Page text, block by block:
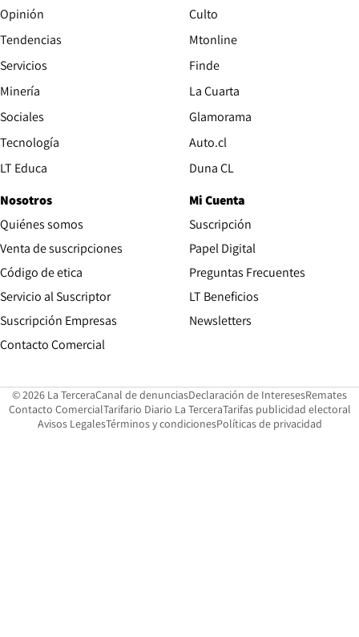
Opinión
Tendencias
Servicios
Minería
Sociales
Tecnología
LT Educa
Culto
Mtonline
Finde
La Cuarta
Glamorama
Auto.cl
Duna CL
Nosotros
Quiénes somos
Venta de suscripciones
Código de etica Opens in new window
Servicio al Suscriptor
Suscripción Empresas
Contacto Comercial
Mi Cuenta
Suscripción
Papel Digital
Preguntas Frecuentes
LT Beneficios
Newsletters
© 2026 La TerceraCanal de denunciasOpens in new window
Declaración de InteresesOpens in
Remates
Contacto ComercialOpens in new window
Tarifario Diario La TerceraOpens in new window
Tarifas publicidad electoral
Avisos LegalesOpens in new window
Términos y condicionesPolíticas de privacidad